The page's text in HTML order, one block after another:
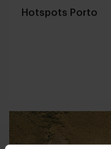
Hotspots Porto